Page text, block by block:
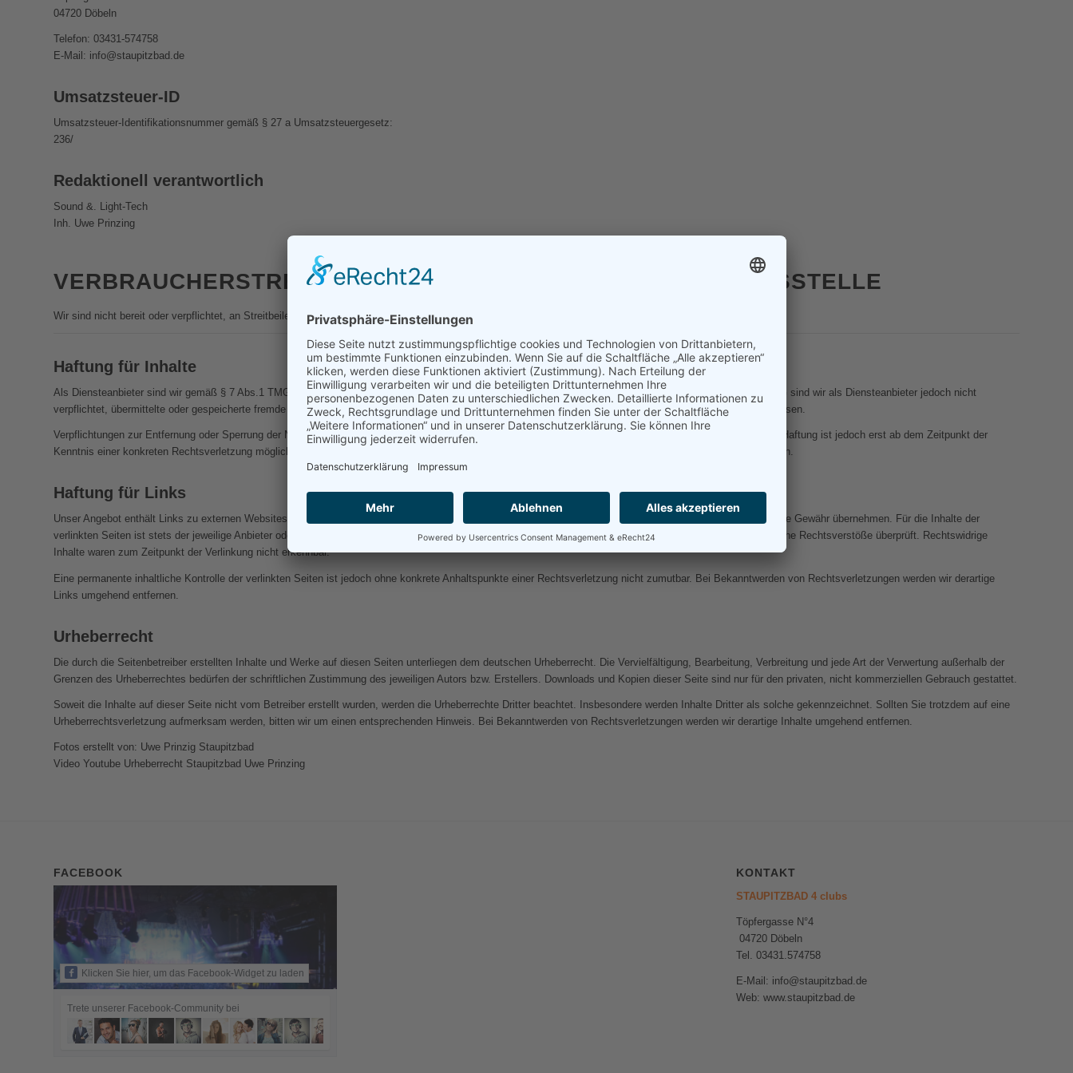
04720 Döbeln
Telefon: 03431-574758
E-Mail: info@staupitzbad.de
Umsatzsteuer-ID
Umsatzsteuer-Identifikationsnummer gemäß § 27 a Umsatzsteuergesetz:
236/
Redaktionell verantwortlich
Sound &. Light-Tech
Inh. Uwe Prinzing
VERBRAUCHER­STREIT­BEILEGUNG/UNIVERSAL­SCHLICHTUNGS­STELLE
Wir sind nicht bereit oder verpflichtet, an Streitbeilegungsverfahren vor einer Verbraucherschlichtungsstelle teilzunehmen.
Haftung für Inhalte
Als Diensteanbieter sind wir gemäß § 7 Abs.1 TMG für eigene Inhalte auf diesen Seiten nach den allgemeinen Gesetzen verantwortlich. Nach §§ 8 bis 10 TMG sind wir als Diensteanbieter jedoch nicht
verpflichtet, übermittelte oder gespeicherte fremde Informationen zu überwachen oder nach Umständen zu forschen, die auf eine rechtswidrige Tätigkeit hinweisen.
Verpflichtungen zur Entfernung oder Sperrung der Nutzung von Informationen nach den allgemeinen Gesetzen bleiben hiervon unberührt. Eine diesbezügliche Haftung ist jedoch erst ab dem Zeitpunkt der
Kenntnis einer konkreten Rechtsverletzung möglich. Bei Bekanntwerden von entsprechenden Rechtsverletzungen werden wir diese Inhalte umgehend entfernen.
Haftung für Links
Unser Angebot enthält Links zu externen Websites Dritter, auf deren Inhalte wir keinen Einfluss haben. Deshalb können wir für diese fremden Inhalte auch keine Gewähr übernehmen. Für die Inhalte der
verlinkten Seiten ist stets der jeweilige Anbieter oder Betreiber der Seiten verantwortlich. Die verlinkten Seiten wurden zum Zeitpunkt der Verlinkung auf mögliche Rechtsverstöße überprüft. Rechtswidrige
Inhalte waren zum Zeitpunkt der Verlinkung nicht erkennbar.
Eine permanente inhaltliche Kontrolle der verlinkten Seiten ist jedoch ohne konkrete Anhaltspunkte einer Rechtsverletzung nicht zumutbar. Bei Bekanntwerden von Rechtsverletzungen werden wir derartige
Links umgehend entfernen.
Urheberrecht
Die durch die Seitenbetreiber erstellten Inhalte und Werke auf diesen Seiten unterliegen dem deutschen Urheberrecht. Die Vervielfältigung, Bearbeitung, Verbreitung und jede Art der Verwertung außerhalb der
Grenzen des Urheberrechtes bedürfen der schriftlichen Zustimmung des jeweiligen Autors bzw. Erstellers. Downloads und Kopien dieser Seite sind nur für den privaten, nicht kommerziellen Gebrauch gestattet.
Soweit die Inhalte auf dieser Seite nicht vom Betreiber erstellt wurden, werden die Urheberrechte Dritter beachtet. Insbesondere werden Inhalte Dritter als solche gekennzeichnet. Sollten Sie trotzdem auf eine
Urheberrechtsverletzung aufmerksam werden, bitten wir um einen entsprechenden Hinweis. Bei Bekanntwerden von Rechtsverletzungen werden wir derartige Inhalte umgehend entfernen.
Fotos erstellt von: Uwe Prinzig Staupitzbad
Video Youtube Urheberrecht Staupitzbad Uwe Prinzing
FACEBOOK
Klicken Sie hier, um das Facebook-Widget zu laden
Trete unserer Facebook-Community bei
KONTAKT
STAUPITZBAD 4 clubs
Töpfergasse N°4
04720 Döbeln
Tel. 03431.574758
E-Mail: info@staupitzbad.de
Web: www.staupitzbad.de